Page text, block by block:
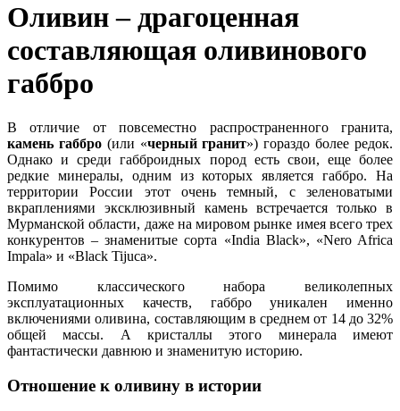
Оливин – драгоценная
составляющая оливинового
габбро
В отличие от повсеместно распространенного гранита,
камень габбро(или «черный гранит») гораздо более редок.
Однако и среди габброидных пород есть свои, еще более
редкие минералы, одним из которых является габбро. На
территории России этот очень темный, с зеленоватыми
вкраплениями эксклюзивный камень встречается только в
Мурманской области, даже на мировом рынке имея всего трех
конкурентов – знаменитые сорта «India Black», «Nero Africa
Impala» и «Black Tijuca».
Помимо классического набора великолепных
эксплуатационных качеств, габбро уникален именно
включениями оливина, составляющим в среднем от 14 до 32%
общей массы. А кристаллы этого минерала имеют
фантастически давнюю и знаменитую историю.
Отношение к оливину в истории